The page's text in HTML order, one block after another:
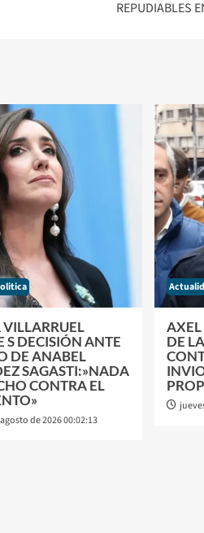
REPUDIABLES
S DECISIÓN ANTE
DE ANABEL
SAGASTI:»NADA
CONTRA EL
de 2026 00:02:13
AXEL
DE